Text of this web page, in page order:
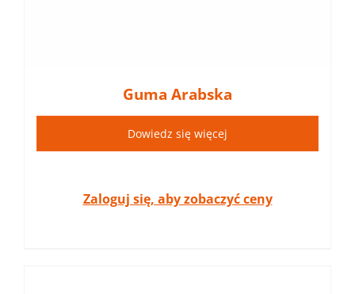
Guma Arabska
Dowiedz się więcej
Zaloguj się, aby zobaczyć ceny